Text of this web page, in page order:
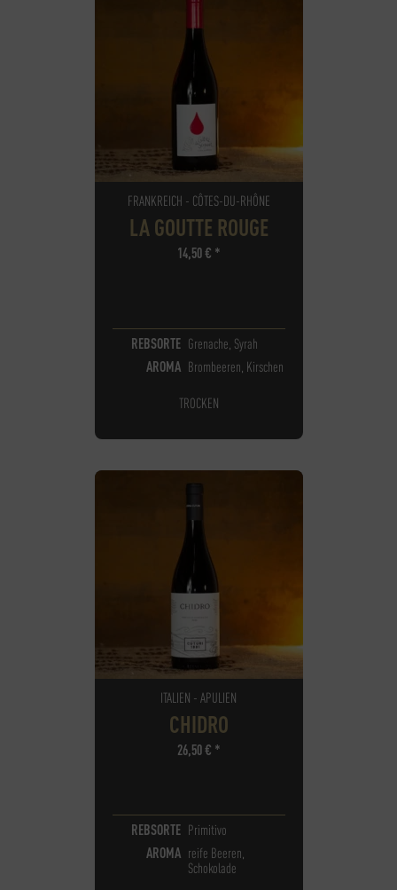
FRANKREICH - CÔTES-DU-RHÔNE
LA GOUTTE ROUGE
14,50€ *
REBSORTE Grenache, Syrah
AROMA Brombeeren, Kirschen
TROCKEN
ITALIEN - APULIEN
CHIDRO
26,50€ *
REBSORTE Primitivo
AROMA reife Beeren,
Schokolade